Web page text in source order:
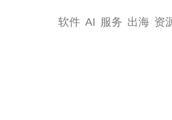
软件 AI 服务 出海 资